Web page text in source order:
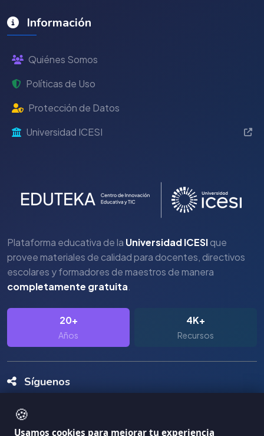
🍪
Usamos cookies para mejorar tu experiencia
Información
Quiénes Somos
Políticas de Uso
Protección de Datos
Universidad ICESI
Plataforma educativa de la Universidad ICESIque
provee materiales de calidad para docentes, directivos
escolares y formadores de maestros de manera
completamente gratuita.
20+
Años
4K+
Recursos
Síguenos